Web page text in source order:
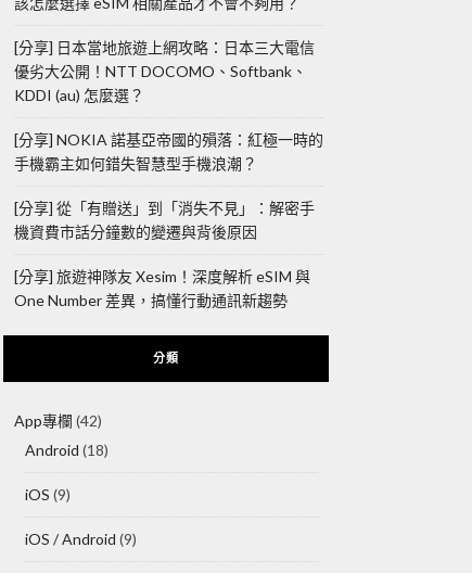
[分享] 日本當地旅遊上網攻略：日本三大電信
優劣大公開！NTT DOCOMO、Softbank、
KDDI (au) 怎麼選？
[分享] NOKIA 諾基亞帝國的殞落：紅極一時的
手機霸主如何錯失智慧型手機浪潮？
[分享] 從「有贈送」到「消失不見」：解密手
機資費市話分鐘數的變遷與背後原因
[分享] 旅遊神隊友 Xesim！深度解析 eSIM 與
One Number 差異，搞懂行動通訊新趨勢
分類
App專欄 (42)
Android (18)
iOS (9)
iOS / Android (9)